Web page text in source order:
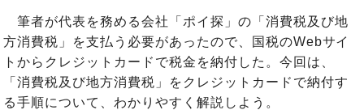
筆者が代表を務める会社「ポイ探」の「消費税及び地
方消費税」を支払う必要があったので、国税のWebサイ
トからクレジットカードで税金を納付した。今回は、
「消費税及び地方消費税」をクレジットカードで納付す
る手順について、わかりやすく解説しよう。